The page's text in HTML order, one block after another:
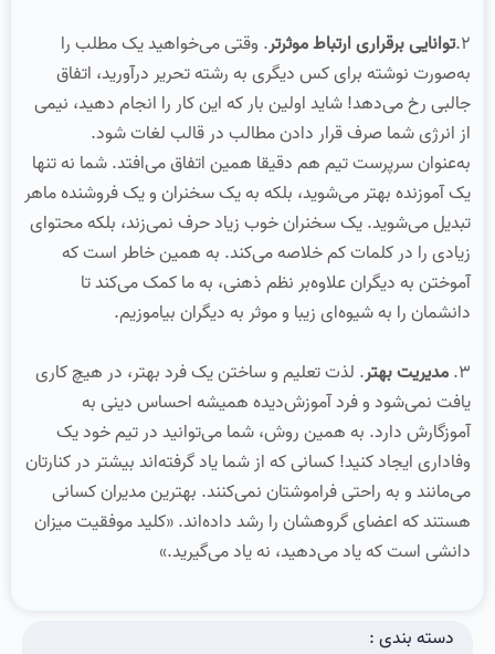
2. توانایی برقراری ارتباط موثرتر. وقتی می‌خواهید یک مطلب را
به‌صورت نوشته برای کس دیگری به رشته تحریر درآورید، اتفاق
جالبی رخ می‌دهد! شاید اولین بار که این کار را انجام دهید، نیمی
از انرژی شما صرف قرار دادن مطالب در قالب لغات شود.
به‌عنوان سرپرست تیم هم دقیقا همین اتفاق می‌افتد. شما نه تنها
یک آموزنده بهتر می‌‌شوید، بلکه به یک سخنران و یک فروشنده ماهر
تبدیل می‌شوید. یک سخنران خوب زیاد حرف نمی‌زند، بلکه محتوای
زیادی را در کلمات کم خلاصه می‌کند. به همین خاطر است که
آموختن به دیگران علاوه‌بر نظم ذهنی، به ما کمک می‌کند تا
دانشمان را به شیوه‌ای زیبا و موثر به دیگران بیاموزیم.
3. مدیریت بهتر. لذت تعلیم و ساختن یک فرد بهتر، در هیچ کاری
یافت نمی‌شود و فرد آموزش‌دیده همیشه احساس دینی به
آموزگارش دارد. به همین روش، شما می‌توانید در تیم خود یک
وفاداری ایجاد کنید! کسانی که از شما یاد گرفته‌اند بیشتر در کنارتان
می‌مانند و به راحتی فراموشتان نمی‌کنند. بهترین مدیران کسانی
هستند که اعضای گروهشان را رشد داده‌اند. «کلید موفقیت میزان
دانشی است که یاد‌ می‌دهید، نه یاد می‌گیرید.»
دسته بندی :